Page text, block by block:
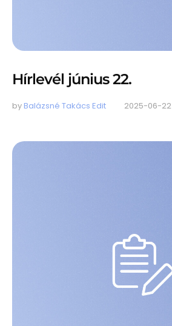
Hírlevél június 22.
by Balázsné Takács Edit 2025-06-22